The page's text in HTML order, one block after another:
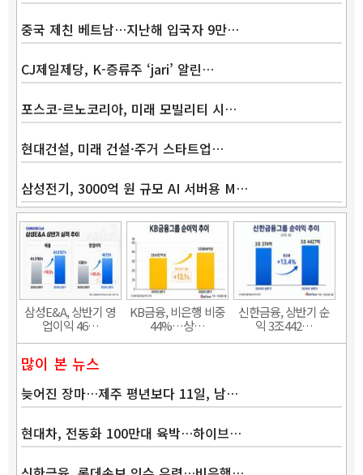
중국 제친 베트남…지난해 입국자 9만…
CJ제일제당, K-증류주 ‘jari’ 알린…
포스코-르노코리아, 미래 모빌리티 시…
현대건설, 미래 건설·주거 스타트업…
삼성전기, 3000억 원 규모 AI 서버용 M…
삼성E&A, 상반기 영
업이익 46…
KB금융, 비은행 비중
44%…상…
신한금융, 상반기 순
익 3조442…
많이 본 뉴스
늦어진 장마…제주 평년보다 11일, 남…
현대차, 전동화 100만대 육박…하이브…